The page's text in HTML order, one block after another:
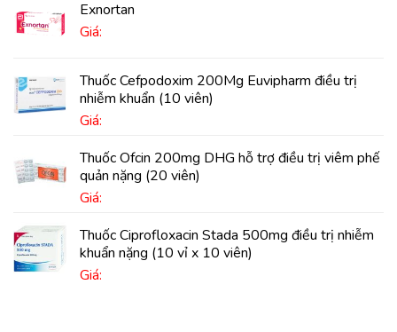
Exnortan
Giá:
Thuốc Cefpodoxim 200Mg Euvipharm điều trị
nhiễm khuẩn (10 viên)
Giá:
Thuốc Ofcin 200mg DHG hỗ trợ điều trị viêm phế
quản nặng (20 viên)
Giá:
Thuốc Ciprofloxacin Stada 500mg điều trị nhiễm
khuẩn nặng (10 vỉ x 10 viên)
Giá: